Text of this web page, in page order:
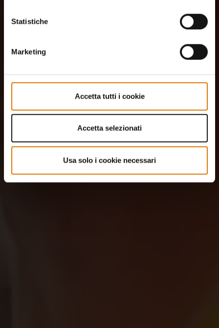
Statistiche
Marketing
Accetta tutti i cookie
Accetta selezionati
Usa solo i cookie necessari